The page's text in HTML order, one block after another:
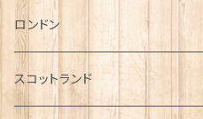
チャーム
犬グッズ
ロンドン
スコットランド